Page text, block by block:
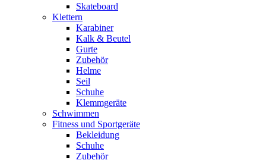
Skateboard
Klettern
Karabiner
Kalk & Beutel
Gurte
Zubehör
Helme
Seil
Schuhe
Klemmgeräte
Schwimmen
Fitness und Sportgeräte
Bekleidung
Schuhe
Zubehör